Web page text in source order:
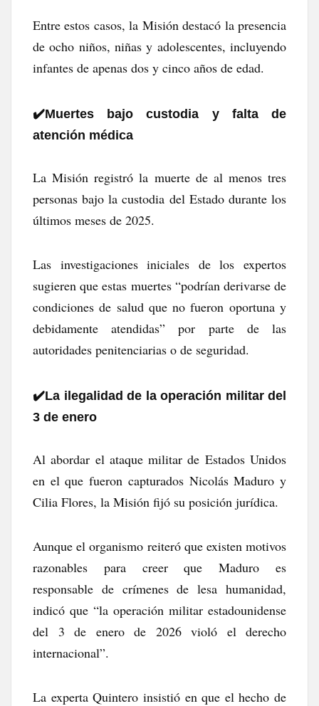
Entre estos casos, la Misión destacó la presencia
de ocho niños, niñas y adolescentes, incluyendo
infantes de apenas dos y cinco años de edad.
✔️​Muertes bajo custodia y falta de
atención médica
La Misión registró la muerte de al menos tres
personas bajo la custodia del Estado durante los
últimos meses de 2025.
Las investigaciones iniciales de los expertos
sugieren que estas muertes “podrían derivarse de
condiciones de salud que no fueron oportuna y
debidamente atendidas” por parte de las
autoridades penitenciarias o de seguridad.
✔️​La ilegalidad de la operación militar del
3 de enero
Al abordar el ataque militar de Estados Unidos
en el que fueron capturados Nicolás Maduro y
Cilia Flores, la Misión fijó su posición jurídica.
Aunque el organismo reiteró que existen motivos
razonables para creer que Maduro es
responsable de crímenes de lesa humanidad,
indicó que “la operación militar estadounidense
del 3 de enero de 2026 violó el derecho
internacional”.
La experta Quintero insistió en que el hecho de